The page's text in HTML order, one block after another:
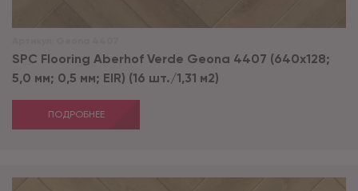
SPC Flooring Aberhof Verde Geona 4407 (640х128;
5,0 мм; 0,5 мм; EIR) (16 шт./1,31 м2)
ПОДРОБНЕЕ